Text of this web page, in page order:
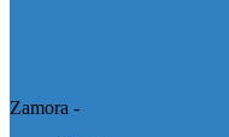
Zamora -